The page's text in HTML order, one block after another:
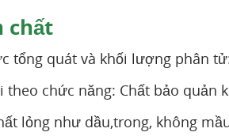
chất
tổng quát và khối lượng phân
theo chức năng: Chất bảo quản
lỏng như dầu,trong, không